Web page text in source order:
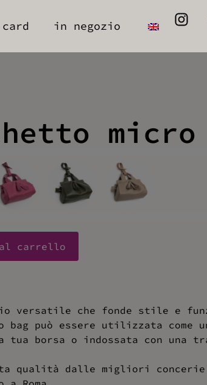
in negozio
micro
carrello
versatile che fonde stile e
bag può essere utilizzata come
tua borsa o indossata con una
qualità dalle migliori